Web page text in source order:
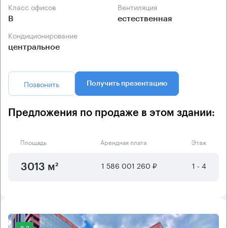
Класс офисов
B
Вентиляция
естественная
Кондиционирование
центральное
Позвонить Получить презентацию
Предложения по продаже в этом здании:
Площадь Арендная плата Этаж
3013 м² 1 586 001 260 ₽ 1 - 4